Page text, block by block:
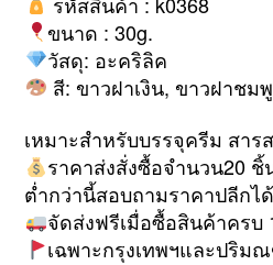
ขนาด : 30g.
วัสดุ: อะคริลิค
สี: ขาวฝาเงิน, ขาวฝาชม
เหมาะสำหรับบรรจุครีม สาร
ราคาส่งสั่งซื้อจำนวน20 ชิ้
ต่ำกว่านี้สอบถามราคาปลีกไ
จัดส่งฟรีเมื่อซื้อสินค้าครบ
เฉพาะกรุงเทพฯและปริม